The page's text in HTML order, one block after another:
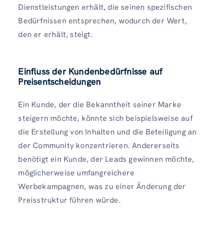
Dienstleistungen erhält, die seinen spezifischen
Bedürfnissen entsprechen, wodurch der Wert,
den er erhält, steigt.
Einfluss der Kundenbedürfnisse auf
Preisentscheidungen
Ein Kunde, der die Bekanntheit seiner Marke
steigern möchte, könnte sich beispielsweise auf
die Erstellung von Inhalten und die Beteiligung an
der Community konzentrieren. Andererseits
benötigt ein Kunde, der Leads gewinnen möchte,
möglicherweise umfangreichere
Werbekampagnen, was zu einer Änderung der
Preisstruktur führen würde.